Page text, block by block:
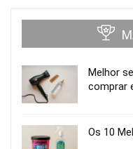
Melhor
comprar
Os 10